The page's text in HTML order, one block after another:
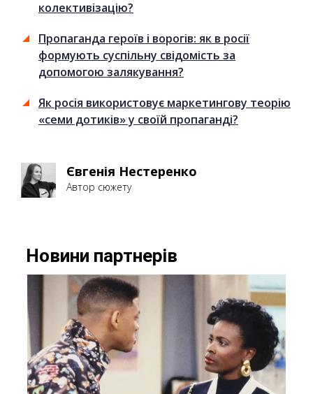
колективізацію?
Пропаганда героїв і ворогів: як в росії
формують суспільну свідомість за
допомогою залякування?
Як росія використовує маркетингову теорію
«семи дотиків» у своїй пропаганді?
Євгенія Нестеренко
Автор сюжету